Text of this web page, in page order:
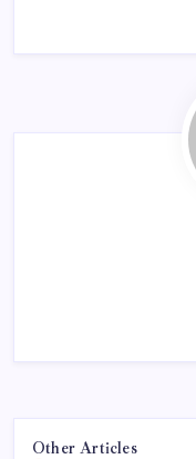
Other Articles